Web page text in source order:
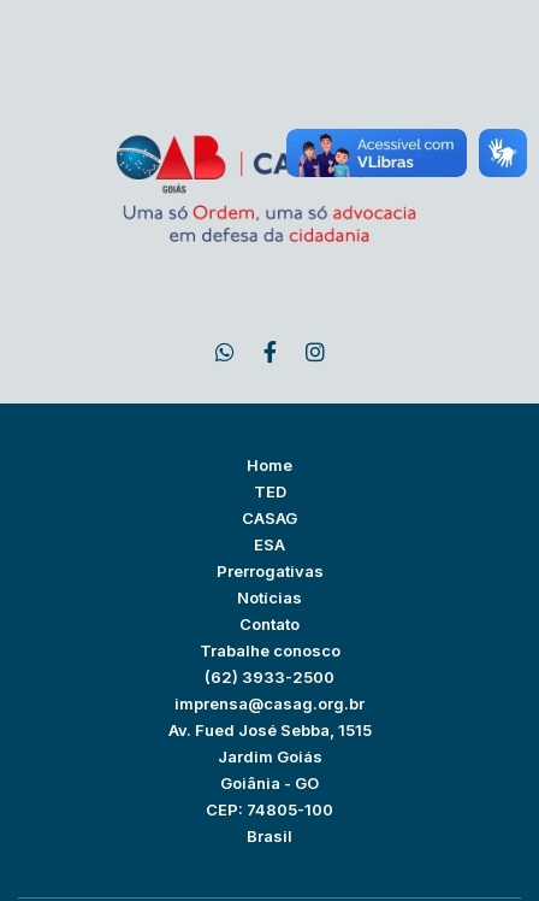
Home
TED
CASAG
ESA
Prerrogativas
Notícias
Contato
Trabalhe conosco
(62) 3933-2500
imprensa@casag.org.br
Av. Fued José Sebba, 1515
Jardim Goiás
Goiânia - GO
CEP: 74805-100
Brasil